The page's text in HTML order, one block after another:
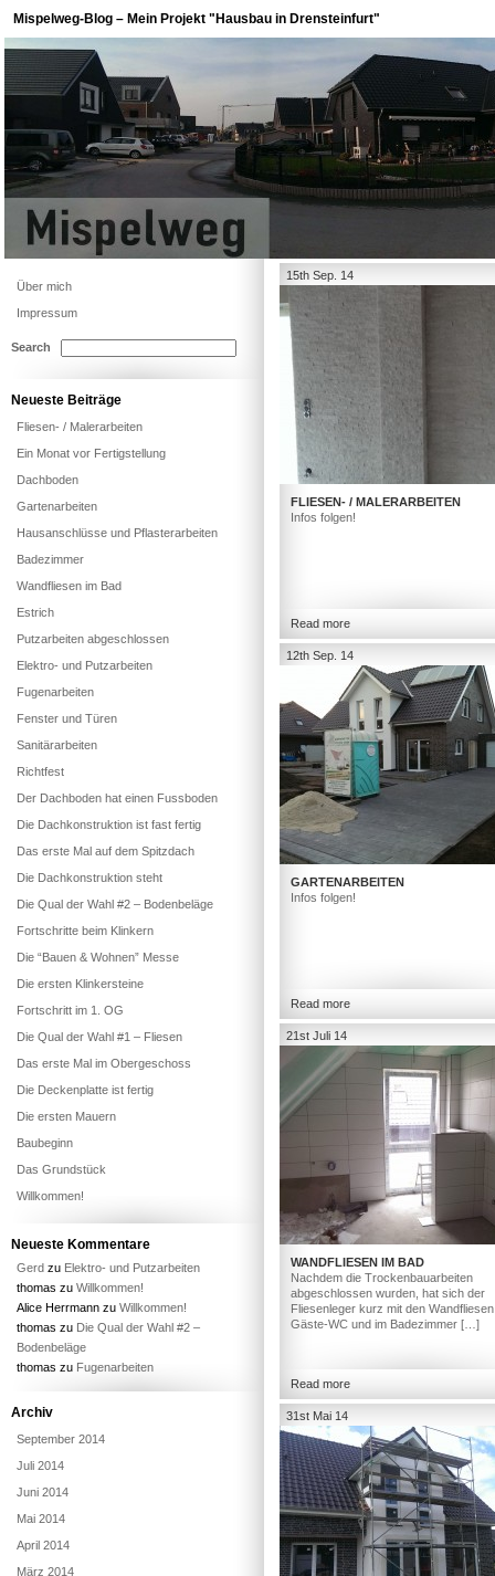
Mispelweg-Blog – Mein Projekt "Hausbau in Drensteinfurt"
15th Sep. 14
FLIESEN- / MALERARBEITEN
Infos folgen!
Read more
12th Sep. 14
GARTENARBEITEN
Infos folgen!
Read more
21st Juli 14
WANDFLIESEN IM BAD
Nachdem die Trockenbauarbeiten
abgeschlossen wurden, hat sich der
Fliesenleger kurz mit den
Gäste-WC und im Badezimmer […]
Read more
31st Mai 14
Über mich
Impressum
Search
Neueste Beiträge
Fliesen- / Malerarbeiten
Ein Monat vor Fertigstellung
Dachboden
Gartenarbeiten
Hausanschlüsse und Pflasterarbeiten
Badezimmer
Wandfliesen im Bad
Estrich
Putzarbeiten abgeschlossen
Elektro- und Putzarbeiten
Fugenarbeiten
Fenster und Türen
Sanitärarbeiten
Richtfest
Der Dachboden hat einen Fussboden
Die Dachkonstruktion ist fast fertig
Das erste Mal auf dem Spitzdach
Die Dachkonstruktion steht
Die Qual der Wahl #2 – Bodenbeläge
Fortschritte beim Klinkern
Die “Bauen & Wohnen” Messe
Die ersten Klinkersteine
Fortschritt im 1. OG
Die Qual der Wahl #1 – Fliesen
Das erste Mal im Obergeschoss
Die Deckenplatte ist fertig
Die ersten Mauern
Baubeginn
Das Grundstück
Willkommen!
Neueste Kommentare
Gerd zu Elektro- und Putzarbeiten
thomas zu Willkommen!
Alice Herrmann zu Willkommen!
thomas zu Die Qual der Wahl #2 –
Bodenbeläge
thomas zu Fugenarbeiten
Archiv
September 2014
Juli 2014
Juni 2014
Mai 2014
April 2014
März 2014